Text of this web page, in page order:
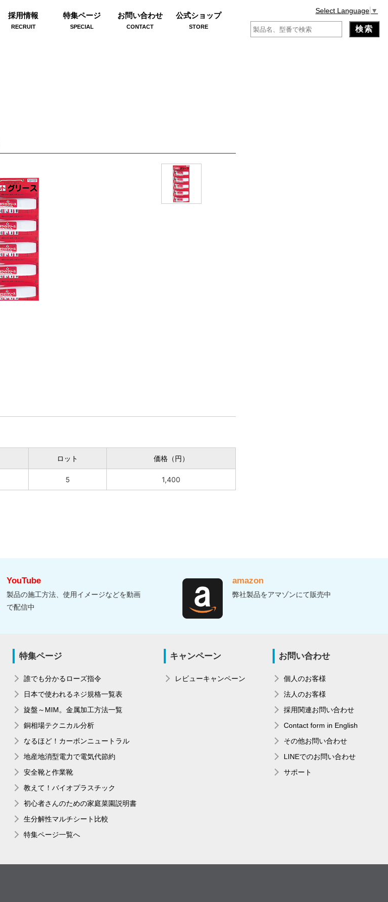
採用情報
RECRUIT
特集ページ
SPECIAL
お問い合わせ
CONTACT
公式ショップ
STORE
Select Language ▼
ロット 価格（円）
5 1,400
YouTube
製品の施工方法、使用イメージなどを動画
で配信中
amazon
弊社製品をアマゾンにて販売中
特集ページ
誰でも分かるローズ指令
日本で使われるネジ規格一覧表
旋盤～MIM。金属加工方法一覧
銅相場テクニカル分析
なるほど！カーボンニュートラル
地産地消型電力で電気代節約
安全靴と作業靴
教えて！バイオプラスチック
初心者さんのための家庭菜園説明書
生分解性マルチシート比較
特集ページ一覧へ
キャンペーン
レビューキャンペーン
お問い合わせ
個人のお客様
法人のお客様
採用関連お問い合わせ
Contact form in English
その他お問い合わせ
LINEでのお問い合わせ
サポート